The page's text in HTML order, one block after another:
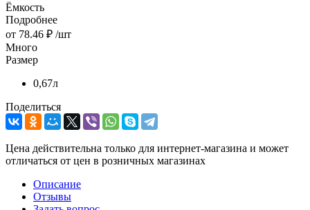
Ёмкость
Подробнее
от 78.46 ₽ /шт
Много
Размер
0,67л
Поделиться
Цена действительна только для интернет-магазина и может
отличаться от цен в розничных магазинах
Описание
Отзывы